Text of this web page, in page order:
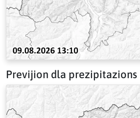
Previjion dla prezipitazions